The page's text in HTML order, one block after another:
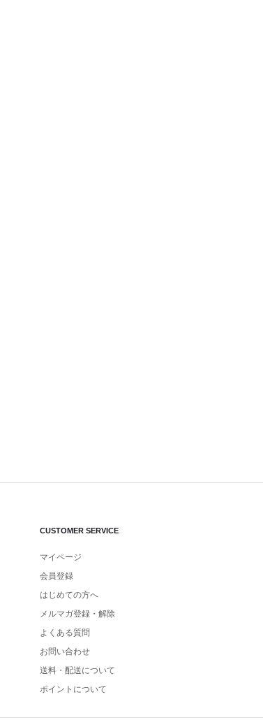
CUSTOMER SERVICE
マイページ
会員登録
はじめての方へ
メルマガ登録・解除
よくある質問
お問い合わせ
送料・配送について
ポイントについて